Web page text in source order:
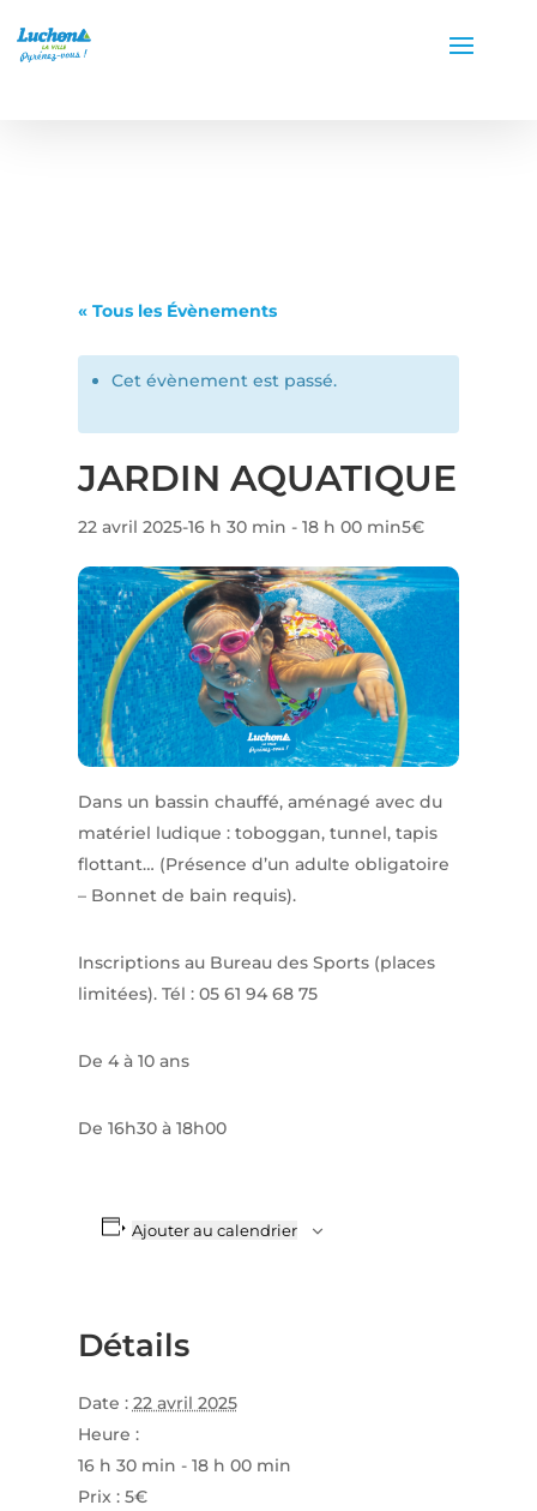
« Tous les Évènements
Cet évènement est passé.
JARDIN AQUATIQUE
22 avril 2025-16 h 30 min - 18 h 00 min5€
Dans un bassin chauffé, aménagé avec du
matériel ludique : toboggan, tunnel, tapis
flottant… (Présence d’un adulte obligatoire
– Bonnet de bain requis).
Inscriptions au Bureau des Sports (places
limitées). Tél : 05 61 94 68 75
De 4 à 10 ans
De 16h30 à 18h00
Ajouter au calendrier
Détails
Date : 22 avril 2025
Heure :
16 h 30 min - 18 h 00 min
Prix : 5€